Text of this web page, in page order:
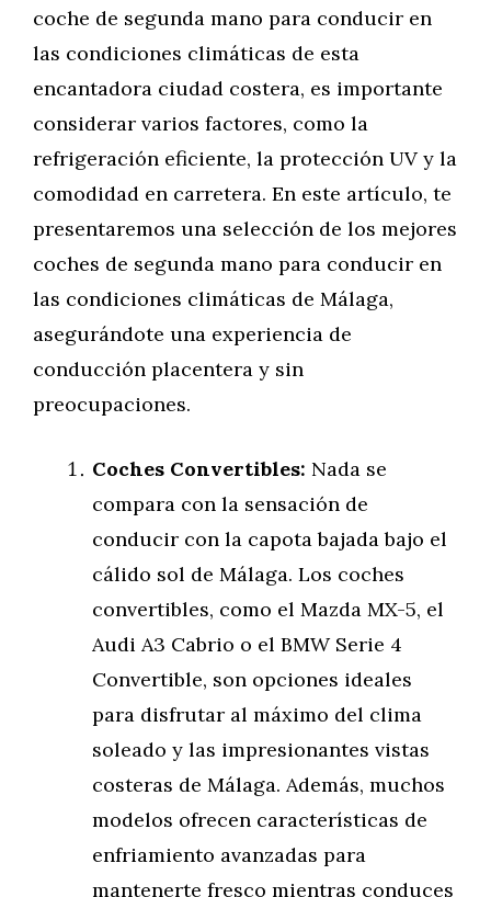
coche de segunda mano para conducir en
las condiciones climáticas de esta
encantadora ciudad costera, es importante
considerar varios factores, como la
refrigeración eficiente, la protección UV y la
comodidad en carretera. En este artículo, te
presentaremos una selección de los mejores
coches de segunda mano para conducir en
las condiciones climáticas de Málaga,
asegurándote una experiencia de
conducción placentera y sin
preocupaciones.
Coches Convertibles: Nada se
compara con la sensación de
conducir con la capota bajada bajo el
cálido sol de Málaga. Los coches
convertibles, como el Mazda MX-5, el
Audi A3 Cabrio o el BMW Serie 4
Convertible, son opciones ideales
para disfrutar al máximo del clima
soleado y las impresionantes vistas
costeras de Málaga. Además, muchos
modelos ofrecen características de
enfriamiento avanzadas para
mantenerte fresco mientras conduces